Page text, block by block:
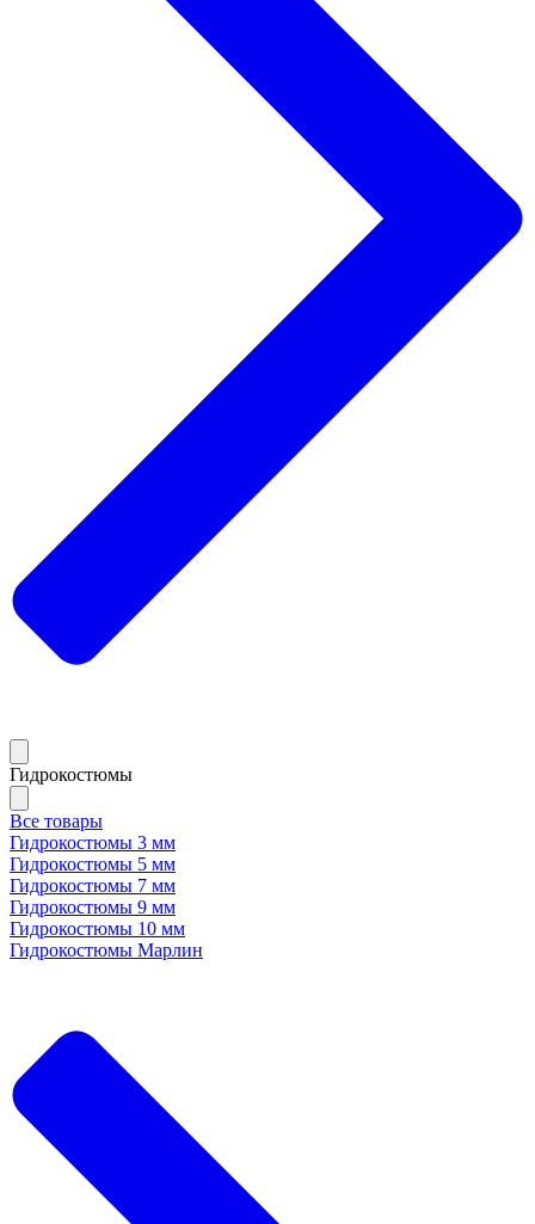
Гидрокостюмы
Все товары
Гидрокостюмы 3 мм
Гидрокостюмы 5 мм
Гидрокостюмы 7 мм
Гидрокостюмы 9 мм
Гидрокостюмы 10 мм
Гидрокостюмы Марлин